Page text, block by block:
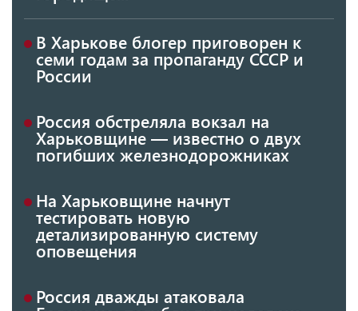
В Харькове блогер приговорен к
семи годам за пропаганду СССР и
России
Россия обстреляла вокзал на
Харьковщине — известно о двух
погибших железнодорожниках
На Харьковщине начнут
тестировать новую
детализированную систему
оповещения
Россия дважды атаковала